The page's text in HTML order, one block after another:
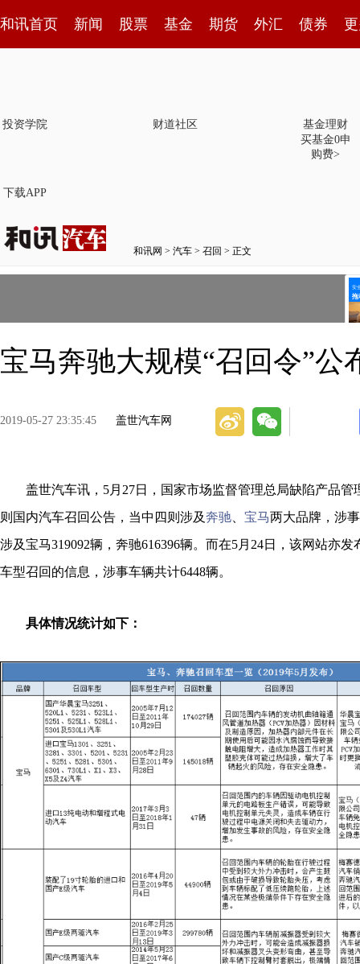
和讯首页 新闻 股票 基金 期货 外汇 债券
投资学院 财道社区
基金理财
买基金0申
购费>
下载APP
和讯网 > 汽车 > 召回 > 正文
宝马奔驰大规模“召回令”公
2019-05-27 23:35:45 盖世汽车网
盖世汽车讯，5月27日，国家市场监督管理总局缺陷产品管
则国内汽车召回公告，当中四则涉及奔驰 宝马两大品牌，涉
涉及宝马319092辆，奔驰616396辆。而在5月24日，该网站亦
车型召回的信息，涉事车辆共计6448辆。
具体情况统计如下：